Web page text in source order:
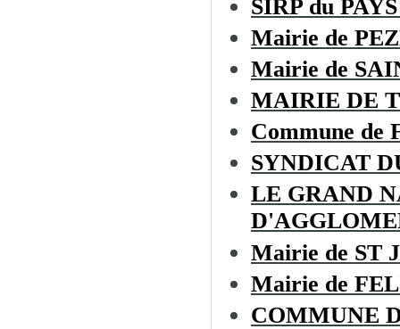
SIRP du
Mairie de
Mairie de
MAIRIE DE
Commune de
SYNDICAT
LE GRAND
Mairie de ST
Mairie de
COMMUNE